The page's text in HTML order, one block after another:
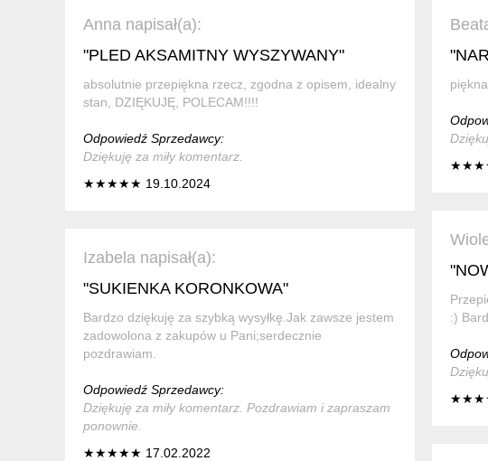
Anna napisał(a):
"PLED AKSAMITNY WYSZYWANY"
absolutnie przepiękna rzecz, zgodna z opisem, idealny
stan, DZIĘKUJĘ, POLECAM!!!!
Odpowiedź Sprzedawcy:
Dziękuję za miły komentarz.
★★★★★ 19.10.2024
:)
Izabela napisał(a):
"SUKIENKA KORONKOWA"
Bardzo dziękuję za szybką wysyłkę.Jak zawsze jestem
zadowolona z zakupów u Pani;serdecznie
pozdrawiam.
Odpowiedź Sprzedawcy:
Dziękuję za miły komentarz. Pozdrawiam i zapraszam
ponownie.
★★★★★ 17.02.2022